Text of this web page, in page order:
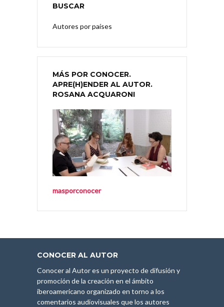
BUSCAR
Autores por países
MÁS POR CONOCER.
APRE(H)ENDER AL AUTOR.
ROSANA ACQUARONI
masporconocer
CONOCER AL AUTOR
Conocer al Autor es un proyecto de difusión y
promoción de la creación en el ámbito
iberoamericano organizado en torno a los
comentarios audiovisuales que los autores